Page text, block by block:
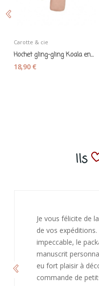
Carotte & cie
Hochet gling-gling Koala en coton bio rose -...
18,90 €
Ils
J’ai adoré ouvrir
bienveillant et fait
de recommandé
continuation et
Caroline